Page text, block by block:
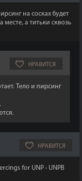
на сосках будет
месте, а титьки сквозь
НРАВИТСЯ
Тело и пирсинг
НРАВИТСЯ
for UNP - UNPB